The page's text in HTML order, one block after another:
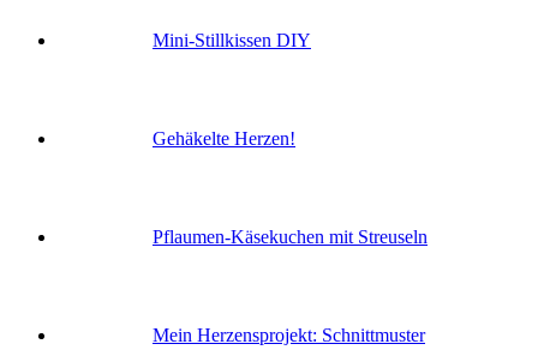
Mini-Stillkissen DIY
Gehäkelte Herzen!
Pflaumen-Käsekuchen mit Streuseln
Mein Herzensprojekt: Schnittmuster